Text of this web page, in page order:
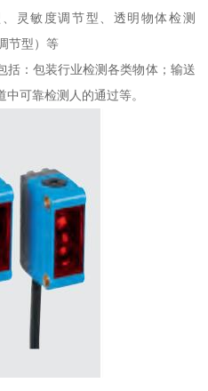
灵敏度调节型、透明物体检测
节型）等
括：包装行业检测各类物体；输送
可靠检测人的通过等。